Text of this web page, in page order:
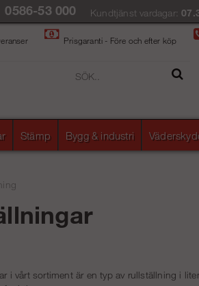
0586-53 000 Kundtjänst vardagar:
Prisgaranti - Före och efter köp
Stämp Bygg & industri
i vårt sortiment är en typ av rullställning i